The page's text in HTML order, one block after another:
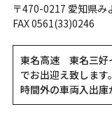
〒470-0217 愛知県
FAX 0561(33)0246
東名高速 東名三好
でお出迎え致しま
時間外の車両入出庫